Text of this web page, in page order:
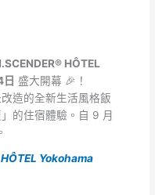
HÔTEL
盛大開幕 🎉！
造的全新生活風格飯
的住宿體驗。自 9 月
Yokohama